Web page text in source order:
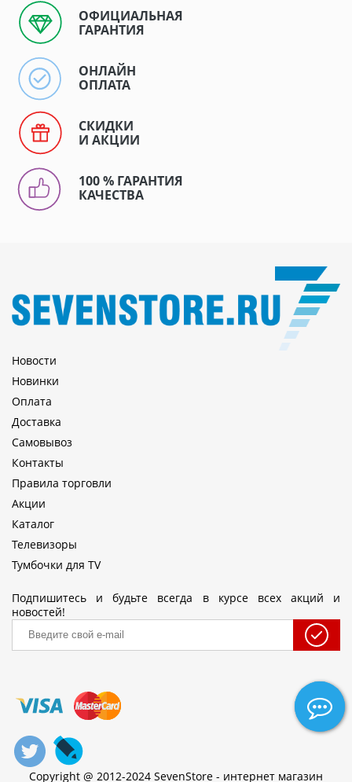
ОФИЦИАЛЬНАЯ
ГАРАНТИЯ
ОНЛАЙН
ОПЛАТА
СКИДКИ
И АКЦИИ
100 % ГАРАНТИЯ
КАЧЕСТВА
Новости
Новинки
Оплата
Доставка
Самовывоз
Контакты
Правила торговли
Акции
Каталог
Телевизоры
Тумбочки для TV
Подпишитесь и будьте всегда в курсе всех акций и
новостей!
Copyright @ 2012-2024 SevenStore - интернет магазин